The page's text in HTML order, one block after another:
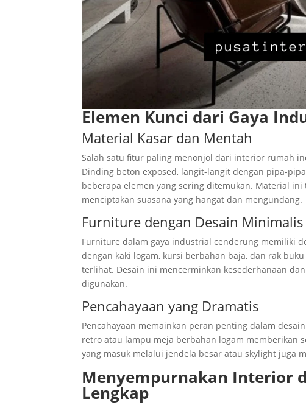
Elemen Kunci dari Gaya
Material Kasar dan Mentah
Salah satu fitur paling menonjol dari interior rumah
Dinding beton exposed, langit-langit dengan pipa-
beberapa elemen yang sering ditemukan. Material
menciptakan suasana yang hangat dan mengundang.
Furniture dengan Desain Minimalis
Furniture dalam gaya industrial cenderung memiliki
dengan kaki logam, kursi berbahan baja, dan rak
terlihat. Desain ini mencerminkan kesederhanaan
digunakan.
Pencahayaan yang Dramatis
Pencahayaan memainkan peran penting dalam
retro atau lampu meja berbahan logam memberikan
yang masuk melalui jendela besar atau skylight juga
Menyempurnakan Interior
Lengkap